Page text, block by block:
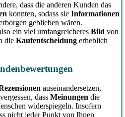
dass die anderen Kunden das
konnten, sodass sie Informationen
geblieben wären.
ein viel umfangreicheres Bild von
die Kaufentscheidung erheblich
auseinandersetzen,
dass Meinungen die
widerspiegeln. Insofern
nicht jeder Punkt von Ihnen